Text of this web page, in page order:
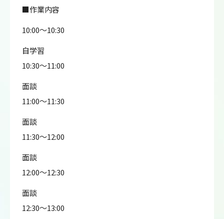
■作業内容
10:00～10:30
自学習
10:30～11:00
面談
11:00～11:30
面談
11:30～12:00
面談
12:00～12:30
面談
12:30～13:00